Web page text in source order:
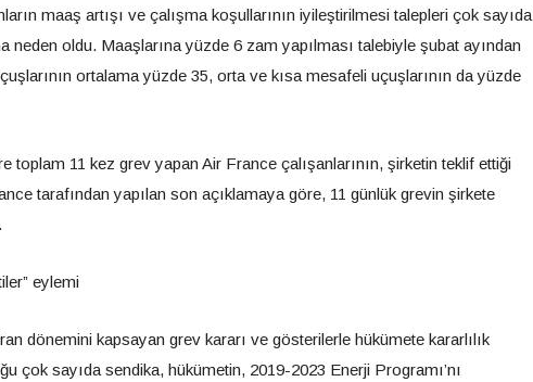
maaş artışı ve çalışma koşullarının iyileştirilmesi talepleri çok sayıda
oldu. Maaşlarına yüzde 6 zam yapılması talebiyle şubat ayından
ortalama yüzde 35, orta ve kısa mesafeli uçuşlarının da yüzde
toplam 11 kez grev yapan Air France çalışanlarının, şirketin teklif ettiği
tarafından yapılan son açıklamaya göre, 11 günlük grevin şirkete
eylemi
dönemini kapsayan grev kararı ve gösterilerle hükümete kararlılık
çok sayıda sendika, hükümetin, 2019-2023 Enerji Programı’nı